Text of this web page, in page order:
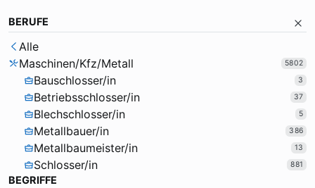
BERUFE
Alle
Maschinen/Kfz/Metall
5802
Bauschlosser/in 3
Betriebsschlosser/in 37
Blechschlosser/in 5
Metallbauer/in 386
Metallbaumeister/in 13
Schlosser/in 881
BEGRIFFE